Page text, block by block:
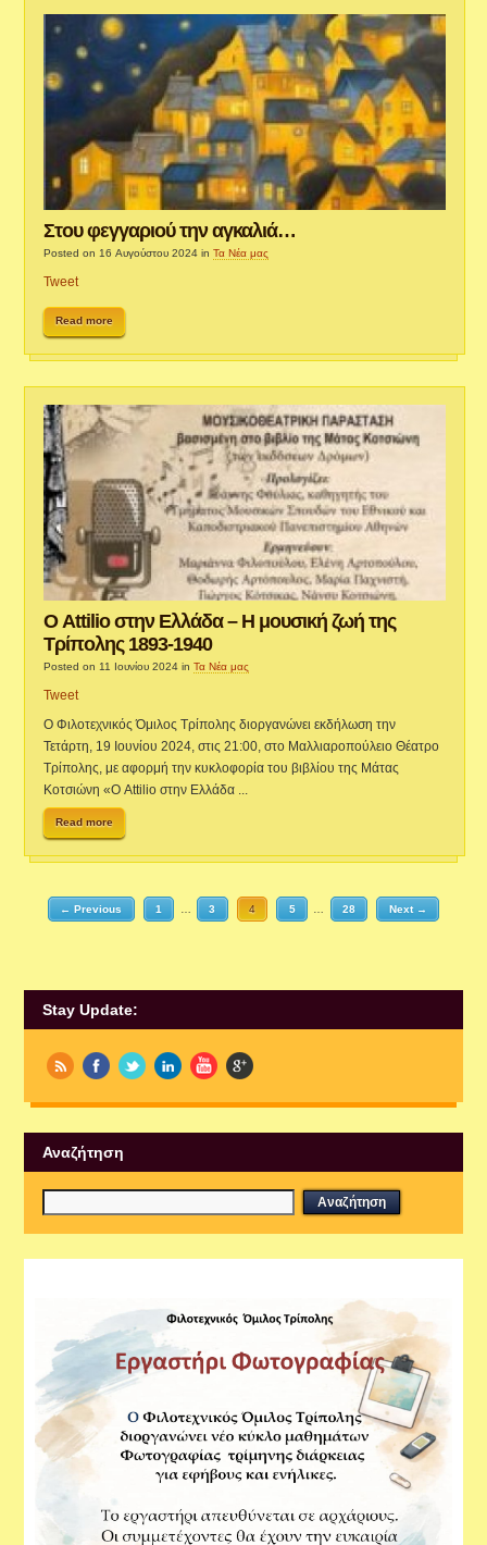
Στου φεγγαριού την αγκαλιά…
Posted on 16 Αυγούστου 2024 in Τα Νέα μας
Tweet
Read more
Ο Attilio στην Ελλάδα – Η μουσική ζωή της
Τρίπολης 1893-1940
Posted on 11 Ιουνίου 2024 in Τα Νέα μας
Tweet
Ο Φιλοτεχνικός Όμιλος Τρίπολης διοργανώνει εκδήλωση την
Τετάρτη, 19 Ιουνίου 2024, στις 21:00, στο Μαλλιαροπούλειο Θέατρο
Τρίπολης, με αφορμή την κυκλοφορία του βιβλίου της Μάτας
Κοτσιώνη «Ο Attilio στην Ελλάδα ...
Read more
← Previous 1 3 4 5 28 Next →
Stay Update:
Αναζήτηση